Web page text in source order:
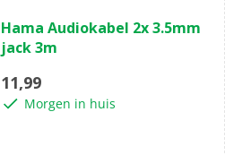
van
de
sterren.
Hama Audiokabel 2x 3.5mm
jack 3m
11,99
Morgen in huis